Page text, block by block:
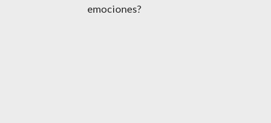
emociones?